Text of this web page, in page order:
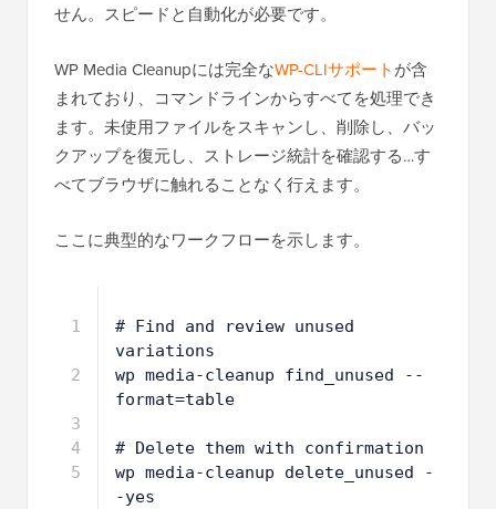
せん。スピードと自動化が必要です。
WP Media Cleanupには完全なWP-CLIサポートが含
まれており、コマンドラインからすべてを処理でき
ます。未使用ファイルをスキャンし、削除し、バッ
クアップを復元し、ストレージ統計を確認する…す
べてブラウザに触れることなく行えます。
ここに典型的なワークフローを示します。
1
2
3
4
5
# Find and review unused
variations
wp media-cleanup find_unused --
format=table
# Delete them with confirmation
wp media-cleanup delete_unused -
-yes